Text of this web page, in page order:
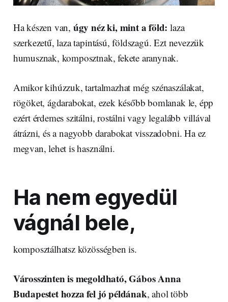
Ha készen van, úgy néz ki, mint a föld:laza
szerkezetű, laza tapintású, földszagú. Ezt nevezzük
humusznak, komposztnak, fekete aranynak.
Amikor kihúzzuk, tartalmazhat még szénaszálakat,
rögöket, ágdarabokat, ezek később bomlanak le, épp
ezért érdemes szitálni, rostálni vagy legalább villával
átrázni, és a nagyobb darabokat visszadobni. Ha ez
megvan, lehet is használni.
Ha nem egyedül
vágnál bele,
komposztálhatsz közösségben is.
Városszinten is megoldható, Gábos Anna
Budapestet hozza fel jó példának, ahol több